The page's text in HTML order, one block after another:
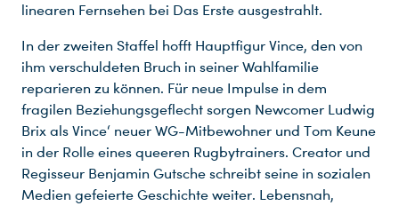
linearen Fernsehen bei Das Erste ausgestrahlt.
In der zweiten Staffel hofft Hauptfigur Vince, den von
ihm verschuldeten Bruch in seiner Wahlfamilie
reparieren zu können. Für neue Impulse in dem
fragilen Beziehungsgeflecht sorgen Newcomer Ludwig
Brix als Vince‘ neuer WG-Mitbewohner und Tom Keune
in der Rolle eines queeren Rugbytrainers. Creator und
Regisseur Benjamin Gutsche schreibt seine in sozialen
Medien gefeierte Geschichte weiter. Lebensnah,